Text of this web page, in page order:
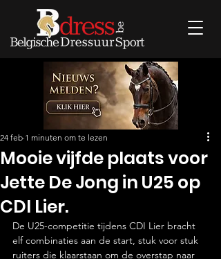
Mooie vijfde plaats voor
Jette De Jong in U25 op
CDI Lier.
24 feb 1 minuten om te lezen
De U25-competitie tijdens CDI Lier bracht
elf combinaties aan de start, stuk voor stuk
ruiters die klaarstaan om de overstap naar